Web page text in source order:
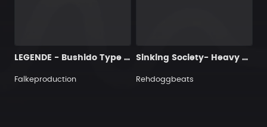
LEGENDE - Bushido Type Beat
Falkeproduction
Sinking Society- Heavy Metal
Rehdoggbeats